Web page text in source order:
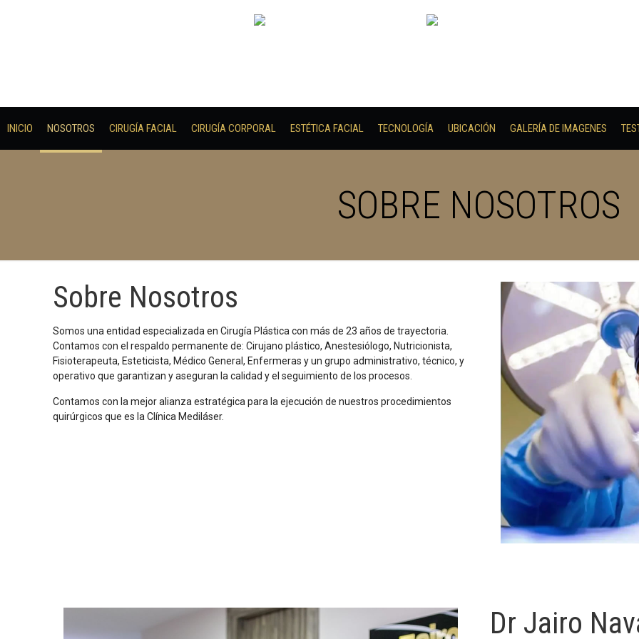
INICIO NOSOTROS CIRUGÍA FACIAL CIRUGÍA CORPORAL ESTÉTICA FACIAL TECNOLOGÍA UBICACIÓN GALERÍA DE IMAGENES
SOBRE NOSOTROS
Sobre Nosotros
Somos una entidad especializada en Cirugía Plástica con más de 23 años de trayectoria.
Contamos con el respaldo permanente de: Cirujano plástico, Anestesiólogo, Nutricionista,
Fisioterapeuta, Esteticista, Médico General, Enfermeras y un grupo administrativo, técnico, y
operativo que garantizan y aseguran la calidad y el seguimiento de los procesos.
Contamos con la mejor alianza estratégica para la ejecución de nuestros procedimientos
quirúrgicos que es la Clínica Mediláser.
Dr Jairo